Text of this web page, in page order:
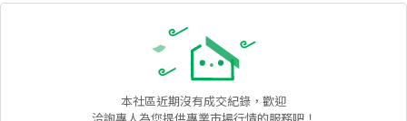
本社區近期沒有成交紀錄，歡迎